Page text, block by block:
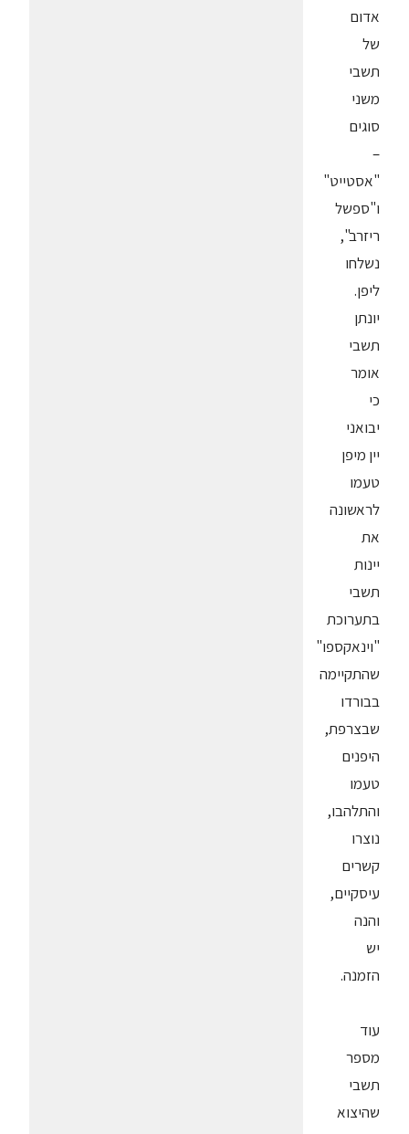
אדום
של
תשבי
משני
סוגים
–
"אסטייט"
ו"ספשל
ריזרב",
נשלחו
ליפן.
יונתן
תשבי
אומר
כי
יבואני
יין מיפן
טעמו
לראשונה
את
יינות
תשבי
בתערוכת
"וינאקספו"
שהתקיימה
בבורדו
שבצרפת,
היפנים
טעמו
והתלהבו,
נוצרו
קשרים
עיסקיים,
והנה
יש
הזמנה.
עוד
מספר
תשבי
שהיצוא